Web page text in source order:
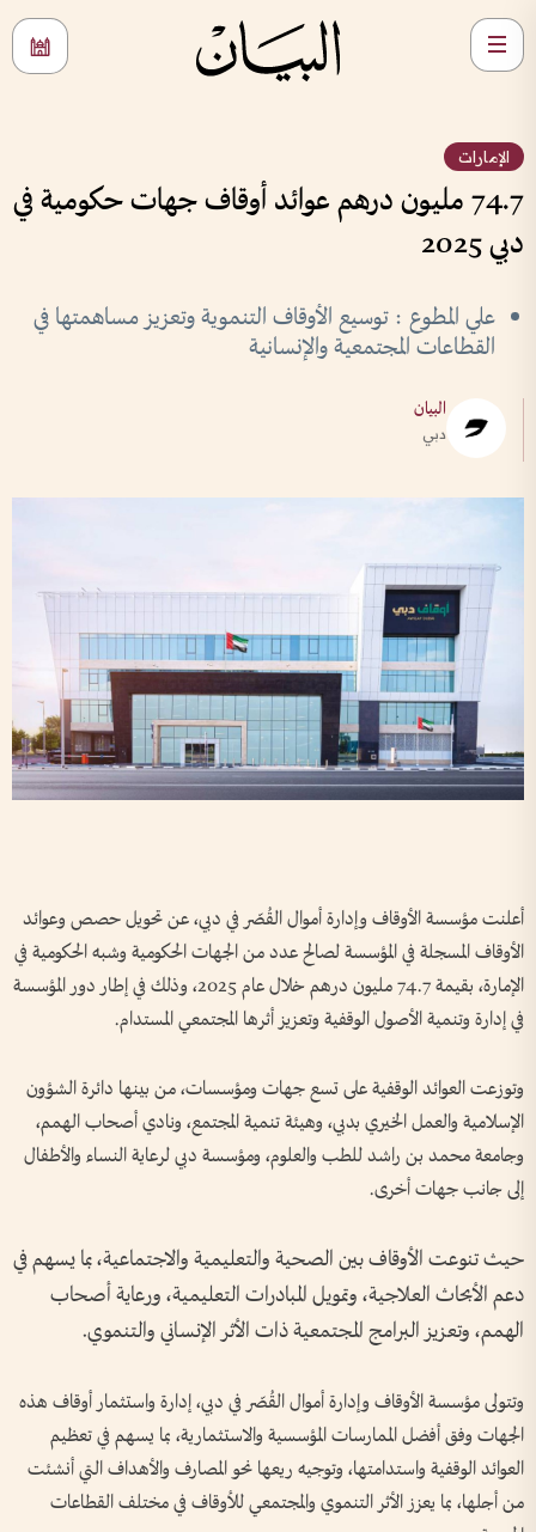
الإمارات
74.7 مليون درهم عوائد أوقاف جهات حكومية في
دبي 2025
علي المطوع : توسيع الأوقاف التنموية وتعزيز مساهمتها في
القطاعات المجتمعية والإنسانية
البيان
دبي
أعلنت مؤسسة الأوقاف وإدارة أموال القُصّر في دبي، عن تحويل حصص وعوائد
الأوقاف المسجلة في المؤسسة لصالح عدد من الجهات الحكومية وشبه الحكومية في
الإمارة، بقيمة 74.7 مليون درهم خلال عام 2025، وذلك في إطار دور المؤسسة
في إدارة وتنمية الأصول الوقفية وتعزيز أثرها المجتمعي المستدام.
وتوزعت العوائد الوقفية على تسع جهات ومؤسسات، من بينها دائرة الشؤون
الإسلامية والعمل الخيري بدبي، وهيئة تنمية المجتمع، ونادي أصحاب الهمم،
وجامعة محمد بن راشد للطب والعلوم، ومؤسسة دبي لرعاية النساء والأطفال
إلى جانب جهات أخرى.
حيث تنوعت الأوقاف بين الصحية والتعليمية والاجتماعية، بما يسهم في
دعم الأبحاث العلاجية، وتمويل المبادرات التعليمية، ورعاية أصحاب
الهمم، وتعزيز البرامج المجتمعية ذات الأثر الإنساني والتنموي.
وتتولى مؤسسة الأوقاف وإدارة أموال القُصّر في دبي، إدارة واستثمار أوقاف هذه
الجهات وفق أفضل الممارسات المؤسسية والاستثمارية، بما يسهم في تعظيم
العوائد الوقفية واستدامتها، وتوجيه ريعها نحو المصارف والأهداف التي أنشئت
من أجلها، بما يعزز الأثر التنموي والمجتمعي للأوقاف في مختلف القطاعات